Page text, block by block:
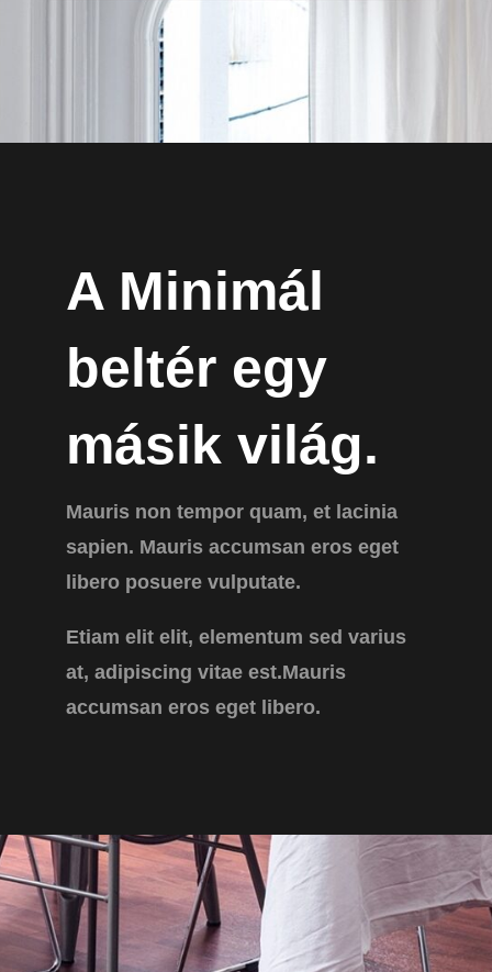
A Minimál
beltér egy
másik világ.
Mauris non tempor quam, et lacinia
sapien. Mauris accumsan eros eget
libero posuere vulputate.
Etiam elit elit, elementum sed varius
at, adipiscing vitae est.Mauris
accumsan eros eget libero.